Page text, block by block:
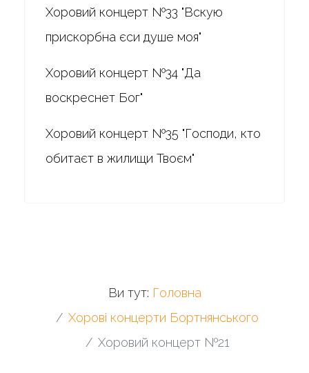
Хоровий концерт №33 "Вскую
прискорбна єси душе моя"
Хоровий концерт №34 "Да
воскреснет Бог"
Хоровий концерт №35 "Господи, кто
обитаєт в жилищи Твоєм"
Ви тут: Головна
Хорові концерти Бортнянського
Хоровий концерт №21